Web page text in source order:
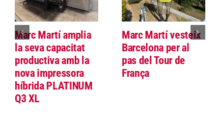
Marc Martí amplia
la seva capacitat
productiva amb la
nova impressora
híbrida PLATINUM
Q3 XL
Marc Martí vesteix
Barcelona per al
pas del Tour de
França